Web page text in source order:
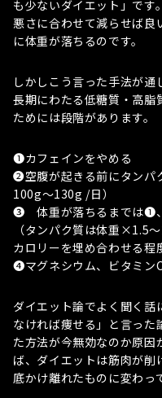
も少ないダイエット」です
悪さに合わせて減らせば良
に体重が落ちるのです。
しかしこう言った手法が通
長期にわたる低糖質・高脂
ためには段階があります。
❶カフェインをやめる
❷空腹が起きる前にタンパ
100g〜130g /日）
❸ 体重が落ちるまでは❶、
（タンパク質は体重×1.5
カロリーを埋め合わせる程
❹マグネシウム、ビタミン
ダイエット論でよく聞く話
なければ痩せる」と言った
た方法が今無効なのか原
ば、ダイエットは筋肉が削
底かけ離れたものに変わっ